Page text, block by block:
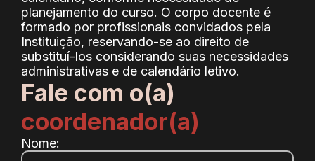
planejamento do curso. O corpo docente é
formado por profissionais convidados pela
Instituição, reservando-se ao direito de
substituí-los considerando suas necessidades
administrativas e de calendário letivo.
Fale com o(a)
coordenador(a)
Nome: